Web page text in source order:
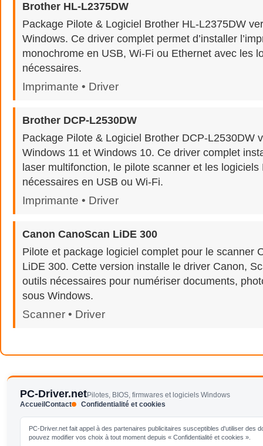
Brother HL-L2375DW
Package Pilote & Logiciel Brother HL-L2375DW
Windows. Ce driver complet permet d’installer
monochrome en USB, Wi-Fi ou Ethernet avec les
nécessaires.
Imprimante • Driver
Brother DCP-L2530DW
Package Pilote & Logiciel Brother DCP-L2530DW
Windows 11 et Windows 10. Ce driver complet
laser multifonction, le pilote scanner et les logiciels
nécessaires en USB ou Wi-Fi.
Imprimante • Driver
Canon CanoScan LiDE 300
Pilote et package logiciel complet pour le scanner
LiDE 300. Cette version installe le driver Canon,
outils nécessaires pour numériser documents,
sous Windows.
Scanner • Driver
PC-Driver.netPilotes, BIOS, firmwares et logiciels Windows
Accueil Contact Confidentialité et cookies
PC-Driver.net fait appel à des partenaires publicitaires susceptibles d'utiliser
pouvez modifier vos choix à tout moment depuis « Confidentialité et cookies ».